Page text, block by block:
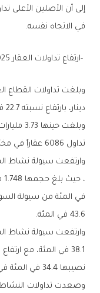
‬في‭ ‬الاتجاه‭ ‬نفسه‭.‬
‭- ‬ارتفاع‭ ‬تداولات‭ ‬العقار‭ ‬2025‭ ‬بدعم‭ ‬السكني‭ ‬والتجاري
تداول 6086 عقاراً في مختلف القطاعات.
43.6 في المئة.
نصيبها 34.4 في المئة في 2024.